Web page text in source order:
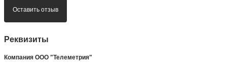
Оставить отзыв
Реквизиты
Компания ООО "Телеметрия"